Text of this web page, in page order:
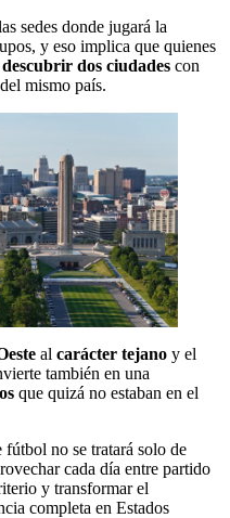
sedes donde jugará la
y eso implica que quienes
descubrir dos ciudades con
mismo país.
al carácter tejano y el
también en una
que quizá no estaban en el
no se tratará solo de
cada día entre partido
y transformar el
completa en Estados